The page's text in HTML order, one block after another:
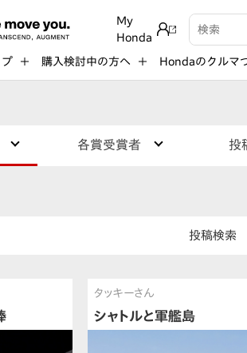
My
Honda
検索キーワ
プ 購入検討中の方へ Hondaのクルマ
各賞受賞者 投
投稿検索
タッキーさん
シャトルと軍艦島